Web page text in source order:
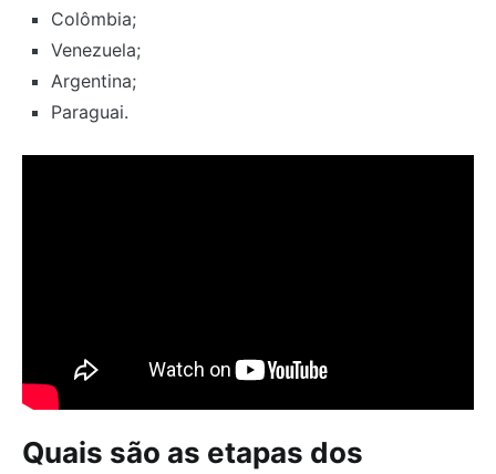
Colômbia;
Venezuela;
Argentina;
Paraguai.
Quais são as etapas dos